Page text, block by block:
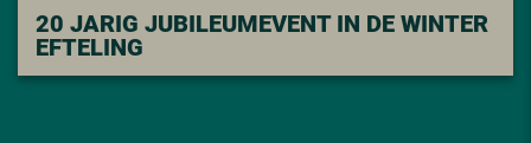
20 JARIG JUBILEUMEVENT IN DE WINTER
EFTELING